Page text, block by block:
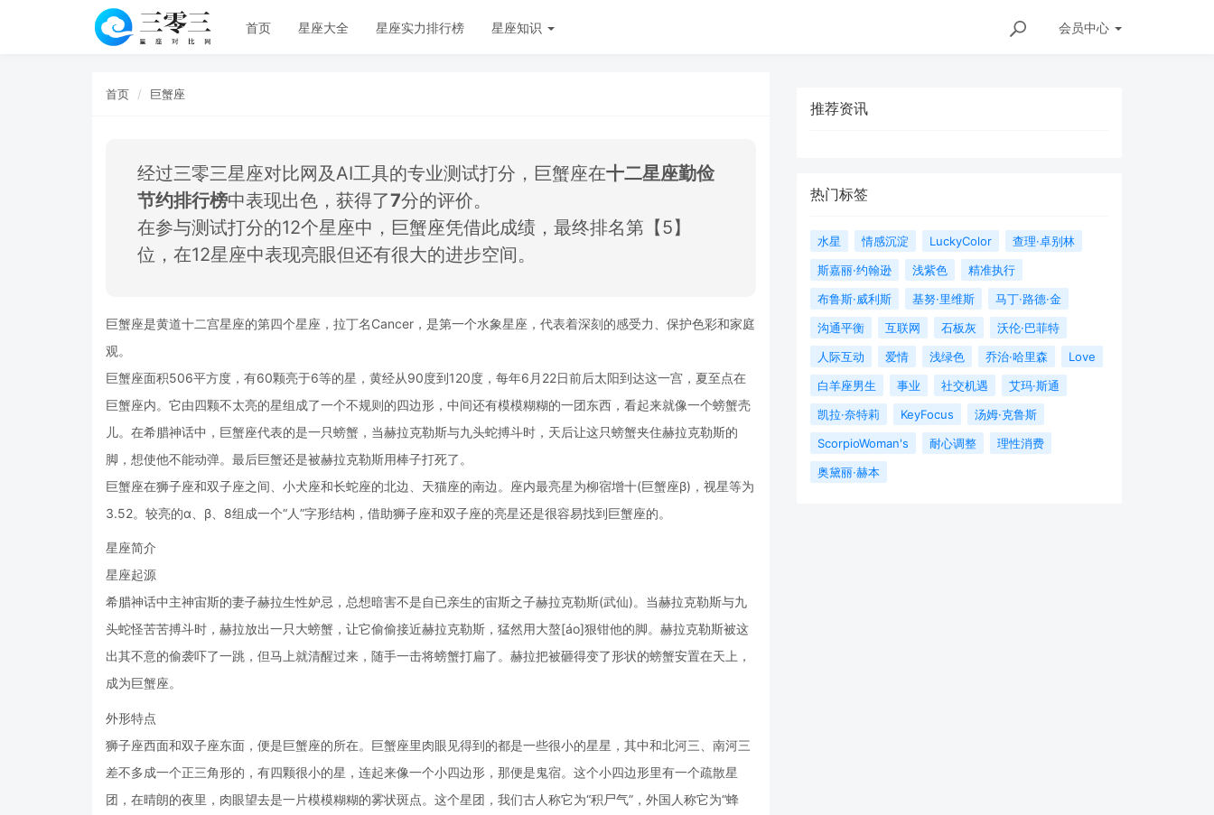
会员中心
首页 星座大全 星座实力排行榜 星座知识
首页 巨蟹座
经过三零三星座对比网及AI工具的专业测试打分，巨蟹座在十二星座勤俭
节约排行榜中表现出色，获得了7分的评价。
在参与测试打分的12个星座中，巨蟹座凭借此成绩，最终排名第【5】
位，在12星座中表现亮眼但还有很大的进步空间。
巨蟹座是黄道十二宫星座的第四个星座，拉丁名Cancer，是第一个水象星座，代表着深刻的感受力、保护色彩和家庭
观。
巨蟹座面积506平方度，有60颗亮于6等的星，黄经从90度到120度，每年6月22日前后太阳到达这一宫，夏至点在
巨蟹座内。它由四颗不太亮的星组成了一个不规则的四边形，中间还有模模糊糊的一团东西，看起来就像一个螃蟹壳
儿。在希腊神话中，巨蟹座代表的是一只螃蟹，当赫拉克勒斯与九头蛇搏斗时，天后让这只螃蟹夹住赫拉克勒斯的
脚，想使他不能动弹。最后巨蟹还是被赫拉克勒斯用棒子打死了。
巨蟹座在狮子座和双子座之间、小犬座和长蛇座的北边、天猫座的南边。座内最亮星为柳宿增十(巨蟹座β)，视星等为
3.52。较亮的α、β、8组成一个“人”字形结构，借助狮子座和双子座的亮星还是很容易找到巨蟹座的。
星座简介
星座起源
希腊神话中主神宙斯的妻子赫拉生性妒忌，总想暗害不是自已亲生的宙斯之子赫拉克勒斯(武仙)。当赫拉克勒斯与九
头蛇怪苦苦搏斗时，赫拉放出一只大螃蟹，让它偷偷接近赫拉克勒斯，猛然用大螯[áo]狠钳他的脚。赫拉克勒斯被这
出其不意的偷袭吓了一跳，但马上就清醒过来，随手一击将螃蟹打扁了。赫拉把被砸得变了形状的螃蟹安置在天上，
成为巨蟹座。
外形特点
狮子座西面和双子座东面，便是巨蟹座的所在。巨蟹座里肉眼见得到的都是一些很小的星星，其中和北河三、南河三
差不多成一个正三角形的，有四颗很小的星，连起来像一个小四边形，那便是鬼宿。这个小四边形里有一个疏散星
团，在晴朗的夜里，肉眼望去是一片模模糊糊的雾状斑点。这个星团，我们古人称它为“积尸气”，外国人称它为“蜂
推荐资讯
热门标签
水星 情感沉淀 LuckyColor
查理·卓别林
斯嘉丽·约翰逊
浅紫色
精准执行
布鲁斯·威利斯
基努·里维斯
马丁·路德·金
沟通平衡
互联网 石板灰
沃伦·巴菲特
人际互动
爱情 浅绿色 乔治·哈里森
Love
白羊座男生
事业 社交机遇
艾玛·斯通
凯拉·奈特莉
KeyFocus
汤姆·克鲁斯
ScorpioWoman's
耐心调整
理性消费
奥黛丽·赫本